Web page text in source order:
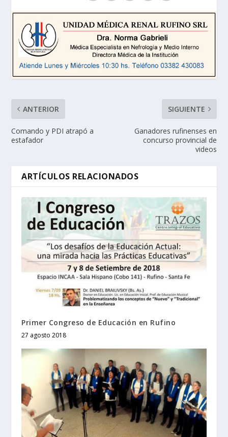
ANTERIOR
Comando y PDI atrapó a
estafador
SIGUIENTE
Ganadores rufinenses en
concurso provincial de
videos
ARTÍCULOS RELACIONADOS
Primer Congreso de Educación en Rufino
27 agosto 2018